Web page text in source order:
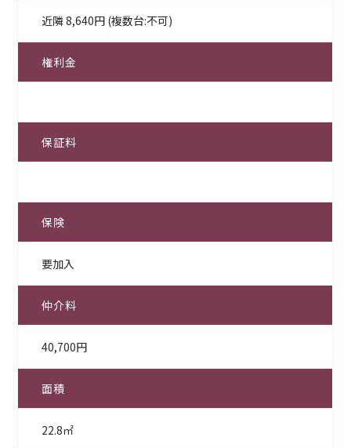
近隣 8,640円 (複数台:不可)
権利金
保証料
保険
要加入
仲介料
40,700円
面積
22.8㎡